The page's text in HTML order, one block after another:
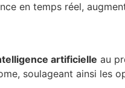
en temps réel,
artificielle au
soulageant ainsi les